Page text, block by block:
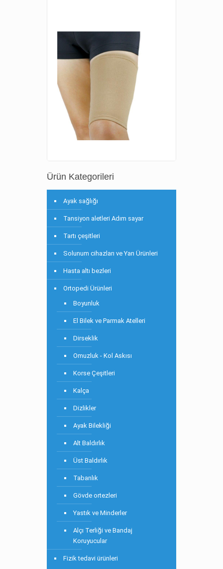
Ürün Kategorileri
Ayak sağlığı
Tansiyon aletleri Adım sayar
Tartı çeşitleri
Solunum cihazları ve Yan Ürünleri
Hasta altı bezleri
Ortopedi Ürünleri
Boyunluk
El Bilek ve Parmak Atelleri
Dirseklik
Omuzluk - Kol Askısı
Korse Çeşitleri
Kalça
Dizlikler
Ayak Bilekliği
Alt Baldırlık
Üst Baldırlık
Tabanlık
Gövde ortezleri
Yastık ve Minderler
Alçı Terliği ve Bandaj
Koruyucular
Fizik tedavi ürünleri